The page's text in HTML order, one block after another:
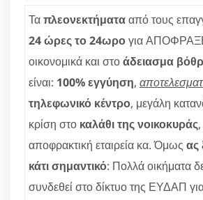
Ταπλεονεκτήματααπό τους
24 ώρες το 24ωρογια
οικονομικά και στοάδειασμα
είναι: 100% εγγύηση,
τηλεφωνικό κέντρο, μεγάλη
κρίση στο καλάθι της νοικοκυράς
αποφρακτική εταιρεία κα. Όμως ας
κάτι σημαντικό: Πολλά οικήματα
συνδεθεί στο δίκτυο της ΕΥΔΑΠ